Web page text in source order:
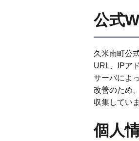
公式
久米南町公
URL、IPア
サーバによ
改善のため
収集してい
個人